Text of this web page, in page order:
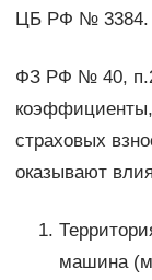
ЦБ РФ № 3384.
ФЗ РФ № 40, п.2
страховых
оказывают
машина